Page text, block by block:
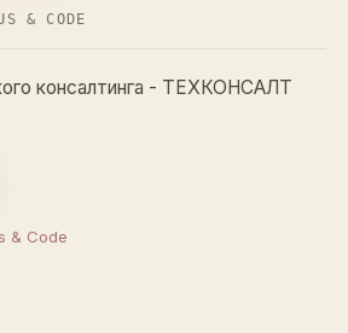
& CODE
консалтинга - ТЕХКОНСАЛТ
& Code